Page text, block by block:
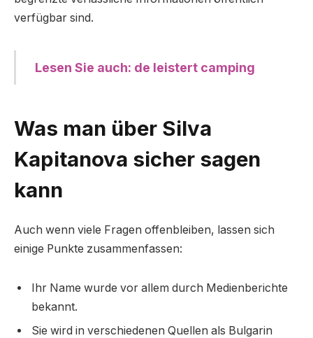
verfügbar sind.
Lesen Sie auch: de leistert camping
Was man über Silva
Kapitanova sicher sagen
kann
Auch wenn viele Fragen offenbleiben, lassen sich
einige Punkte zusammenfassen:
Ihr Name wurde vor allem durch Medienberichte
bekannt.
Sie wird in verschiedenen Quellen als Bulgarin